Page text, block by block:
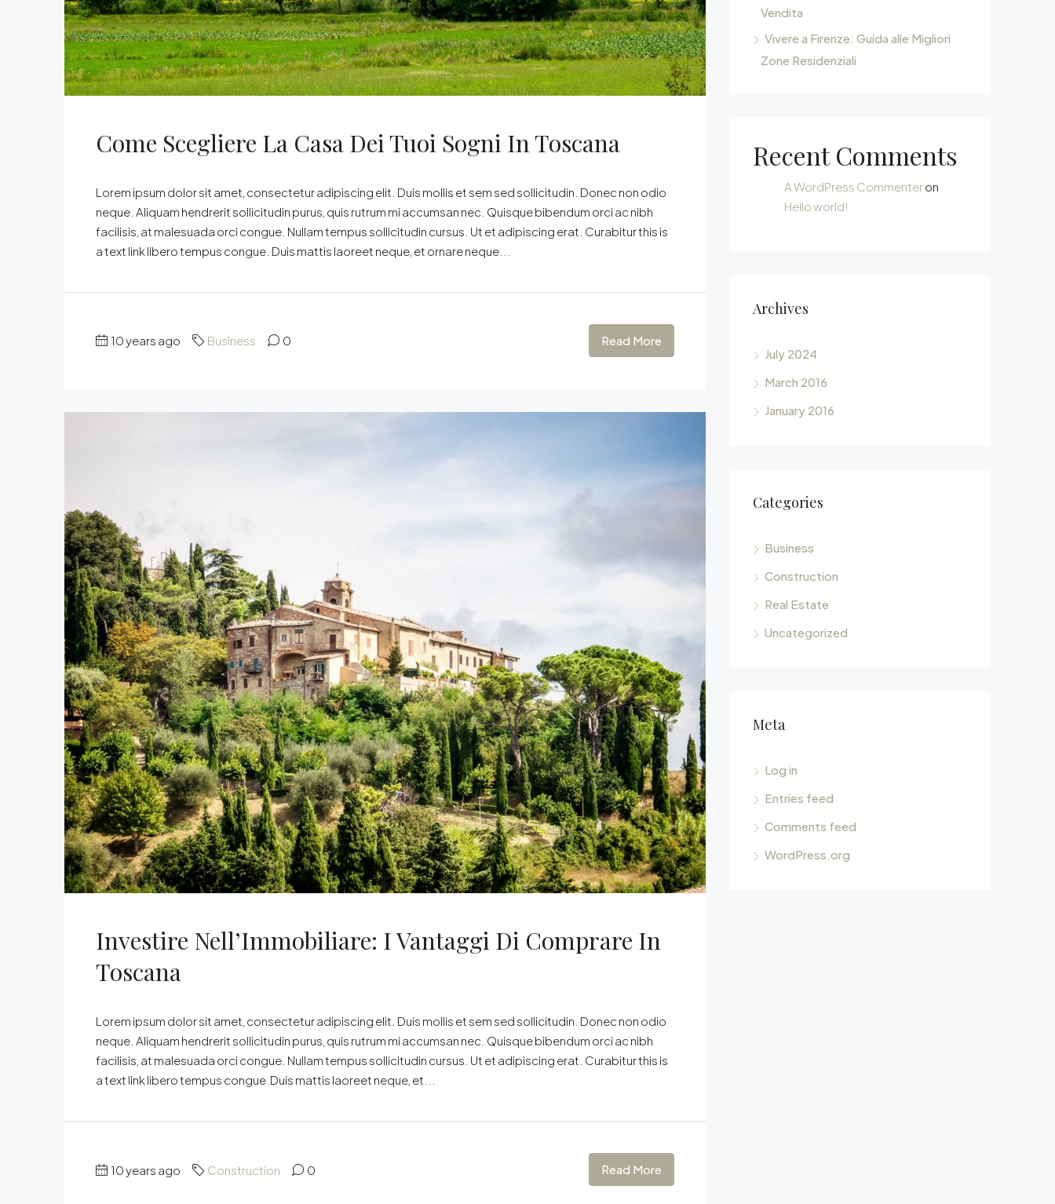
Come Scegliere La Casa Dei Tuoi Sogni In Toscana
Lorem ipsum dolor sit amet, consectetur adipiscing elit. Duis mollis et sem sed sollicitudin. Donec non odio
neque. Aliquam hendrerit sollicitudin purus, quis rutrum mi accumsan nec. Quisque bibendum orci ac nibh
facilisis, at malesuada orci congue. Nullam tempus sollicitudin cursus. Ut et adipiscing erat. Curabitur this is
a text link libero tempus congue. Duis mattis laoreet neque, et ornare neque...
10 years ago Business 0 Read More
Investire Nell’Immobiliare: I Vantaggi Di Comprare In
Toscana
Lorem ipsum dolor sit amet, consectetur adipiscing elit. Duis mollis et sem sed sollicitudin. Donec non odio
neque. Aliquam hendrerit sollicitudin purus, quis rutrum mi accumsan nec. Quisque bibendum orci ac nibh
facilisis, at malesuada orci congue. Nullam tempus sollicitudin cursus. Ut et adipiscing erat. Curabitur this is
a text link libero tempus congue.Duis mattis laoreet neque, et...
10 years ago Construction 0 Read More
Vendita
Vivere a Firenze: Guida alle Migliori
Zone Residenziali
Recent Comments
A WordPress Commenteron
Hello world!
Archives
July 2024
March 2016
January 2016
Categories
Business
Construction
Real Estate
Uncategorized
Meta
Log in
Entries feed
Comments feed
WordPress.org